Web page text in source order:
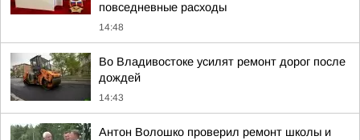
повседневные расходы
14:48
Во Владивостоке усилят ремонт дорог после
дождей
14:43
Антон Волошко проверил ремонт школы и